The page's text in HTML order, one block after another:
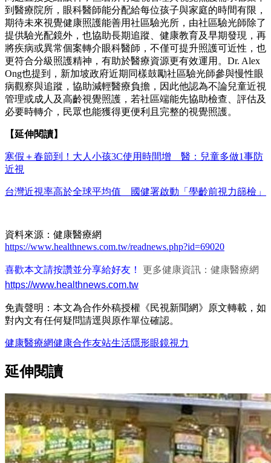
到醫療院所，眼科醫師能分配給每位孩子與家庭的時間有限，
期待未來視覺健康照護能善用社區驗光所，由社區驗光師除了
提供驗光配鏡外，也協助長期追蹤、健康教育及早期發現，再
將疾病或異常個案轉介眼科醫師，不僅可提升照護可近性，也
更符合分級照護精神，有助於醫療資源更有效運用。Dr. Alex
Ong也提到，新加坡政府近期同樣鼓勵社區驗光師參與慢性眼
病觀察與追蹤，協助減輕醫療負擔，因此他認為不論兒童近視
管理或成人及高齡視覺照護，若社區端能先協助檢查、評估及
必要時轉介，民眾也能獲得更便利且完整的視覺照護。
【延伸閱讀】
寒假＋春節到！大人小孩3C使用時間增 醫：兒童多做1事防
近視
台灣近視率高於全球平均值 國健署啟動「學齡前視力篩檢」
資料來源：健康醫療網
https://www.healthnews.com.tw/readnews.php?id=69020
喜歡本文請按讚並分享給好友！
更多健康資訊：健康醫療網
https://www.healthnews.com.tw
免責聲明：本文為合作外稿授權《民視新聞網》原文轉載，如
對內文有任何疑問請逕與原作單位確認。
健康醫療網健康合作友站生活隱形眼鏡視力
延伸閱讀